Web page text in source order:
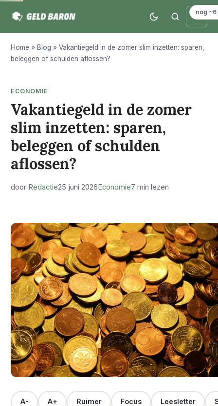
Home » Blog » Vakantiegeld in de zomer slim inzetten: sparen,
beleggen of schulden aflossen?
ECONOMIE
Vakantiegeld in de zomer
slim inzetten: sparen,
beleggen of schulden
aflossen?
door Redactie25 juni 2026Economie7 min lezen
A- A+ Ruimer Focus Leesletter
nog ~6